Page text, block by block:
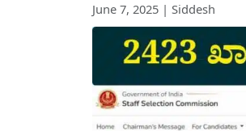
June 7, 2025 | Siddesh